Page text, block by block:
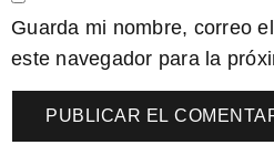
Guarda mi nombre, correo
este navegador para la